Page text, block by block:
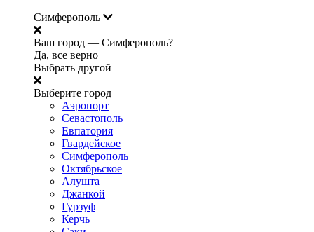
Симферополь
Ваш город — Симферополь?
Да, все верно
Выбрать другой
Выберите город
Аэропорт
Севастополь
Евпатория
Гвардейское
Симферополь
Октябрьское
Алушта
Джанкой
Гурзуф
Керчь